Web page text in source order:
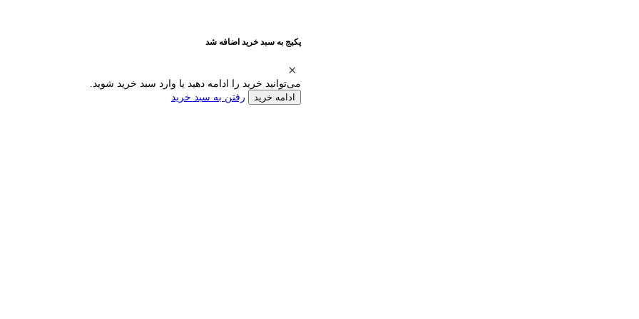
پکیج به سبد خرید اضافه شد
می‌توانید خرید را ادامه دهید یا وارد سبد خرید شوید.
ادامه خرید رفتن به سبد خرید